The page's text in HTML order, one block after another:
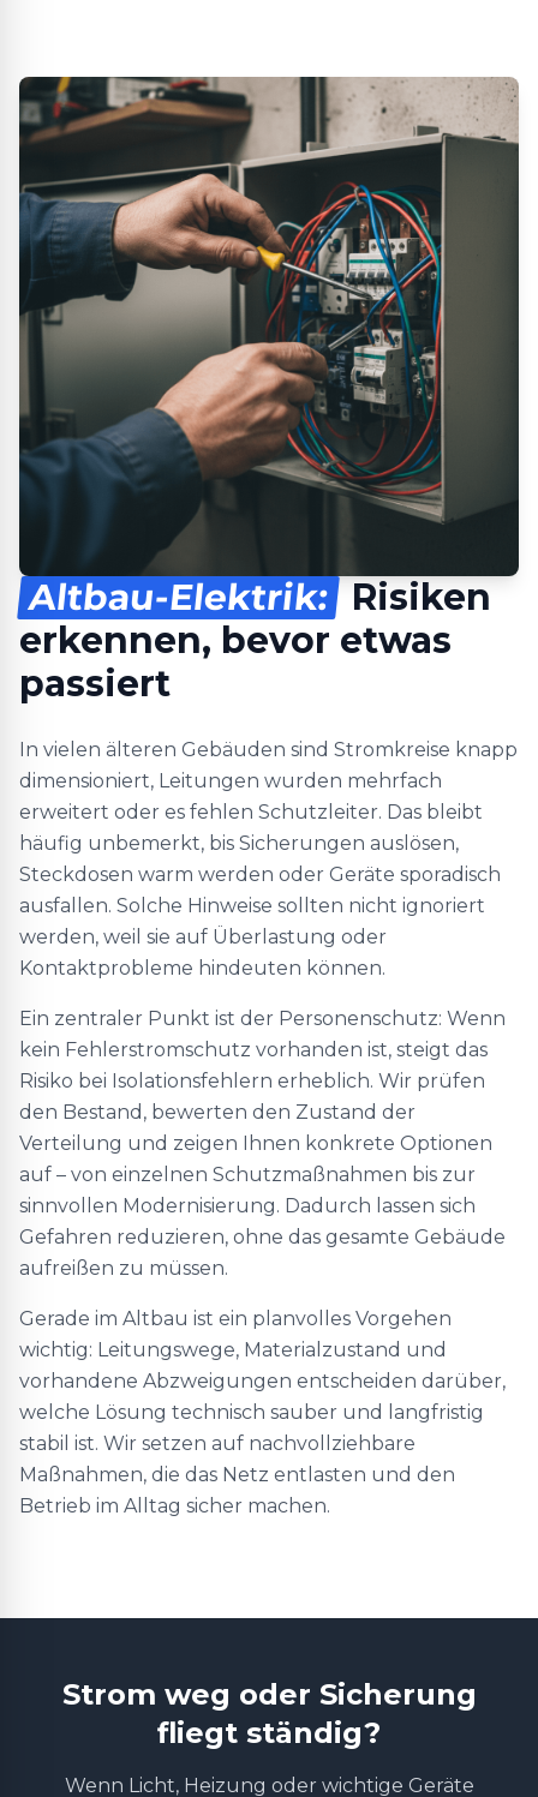
Altbau-Elektrik: Risiken
erkennen, bevor etwas
passiert
In vielen älteren Gebäuden sind Stromkreise knapp
dimensioniert, Leitungen wurden mehrfach
erweitert oder es fehlen Schutzleiter. Das bleibt
häufig unbemerkt, bis Sicherungen auslösen,
Steckdosen warm werden oder Geräte sporadisch
ausfallen. Solche Hinweise sollten nicht ignoriert
werden, weil sie auf Überlastung oder
Kontaktprobleme hindeuten können.
Ein zentraler Punkt ist der Personenschutz: Wenn
kein Fehlerstromschutz vorhanden ist, steigt das
Risiko bei Isolationsfehlern erheblich. Wir prüfen
den Bestand, bewerten den Zustand der
Verteilung und zeigen Ihnen konkrete Optionen
auf – von einzelnen Schutzmaßnahmen bis zur
sinnvollen Modernisierung. Dadurch lassen sich
Gefahren reduzieren, ohne das gesamte Gebäude
aufreißen zu müssen.
Gerade im Altbau ist ein planvolles Vorgehen
wichtig: Leitungswege, Materialzustand und
vorhandene Abzweigungen entscheiden darüber,
welche Lösung technisch sauber und langfristig
stabil ist. Wir setzen auf nachvollziehbare
Maßnahmen, die das Netz entlasten und den
Betrieb im Alltag sicher machen.
Strom weg oder Sicherung
fliegt ständig?
Wenn Licht, Heizung oder wichtige Geräte